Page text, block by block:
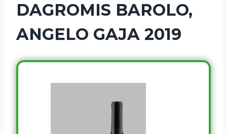
DAGROMIS BAROLO,
ANGELO GAJA 2019